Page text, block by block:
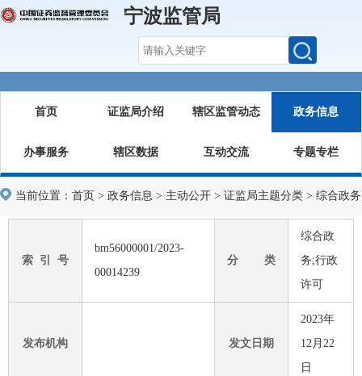
宁波监管局
首页 证监局介绍 辖区监管动态 政务信息
办事服务 辖区数据 互动交流 专题专栏
当前位置： 首页 > 政务信息 > 主动公开 > 证监局主题分类 > 综合政务
索 引 号
bm56000001/2023-
00014239
分 类
综合政
务;行政
许可
发布机构 发文日期
2023年
12月22
日